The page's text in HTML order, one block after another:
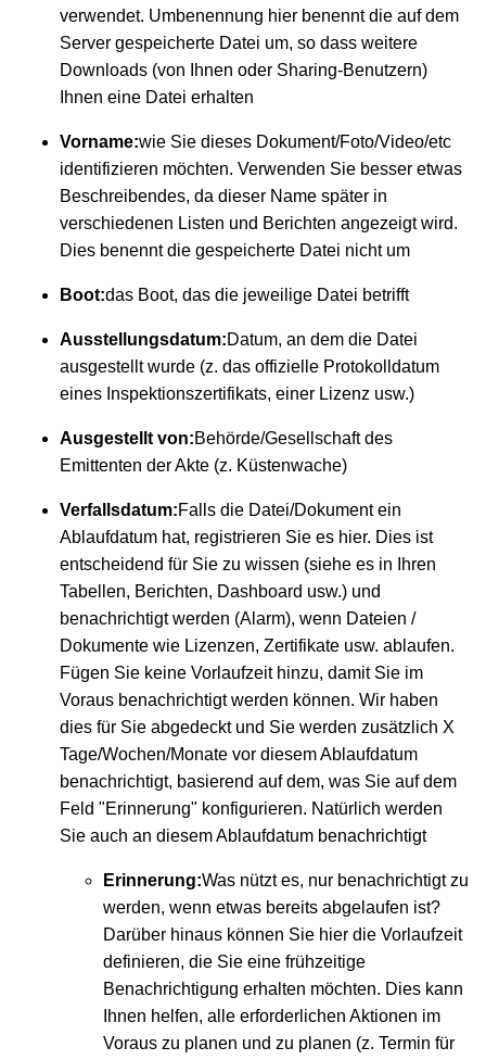
verwendet. Umbenennung hier benennt die auf dem
Server gespeicherte Datei um, so dass weitere
Downloads (von Ihnen oder Sharing-Benutzern)
Ihnen eine Datei erhalten
Vorname:wie Sie dieses Dokument/Foto/Video/etc
identifizieren möchten. Verwenden Sie besser etwas
Beschreibendes, da dieser Name später in
verschiedenen Listen und Berichten angezeigt wird.
Dies benennt die gespeicherte Datei nicht um
Boot:das Boot, das die jeweilige Datei betrifft
Ausstellungsdatum:Datum, an dem die Datei
ausgestellt wurde (z. das offizielle Protokolldatum
eines Inspektionszertifikats, einer Lizenz usw.)
Ausgestellt von:Behörde/Gesellschaft des
Emittenten der Akte (z. Küstenwache)
Verfallsdatum:Falls die Datei/Dokument ein
Ablaufdatum hat, registrieren Sie es hier. Dies ist
entscheidend für Sie zu wissen (siehe es in Ihren
Tabellen, Berichten, Dashboard usw.) und
benachrichtigt werden (Alarm), wenn Dateien /
Dokumente wie Lizenzen, Zertifikate usw. ablaufen.
Fügen Sie keine Vorlaufzeit hinzu, damit Sie im
Voraus benachrichtigt werden können. Wir haben
dies für Sie abgedeckt und Sie werden zusätzlich X
Tage/Wochen/Monate vor diesem Ablaufdatum
benachrichtigt, basierend auf dem, was Sie auf dem
Feld "Erinnerung" konfigurieren. Natürlich werden
Sie auch an diesem Ablaufdatum benachrichtigt
Erinnerung:Was nützt es, nur benachrichtigt zu
werden, wenn etwas bereits abgelaufen ist?
Darüber hinaus können Sie hier die Vorlaufzeit
definieren, die Sie eine frühzeitige
Benachrichtigung erhalten möchten. Dies kann
Ihnen helfen, alle erforderlichen Aktionen im
Voraus zu planen und zu planen (z. Termin für